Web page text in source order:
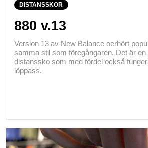
DISTANSSKOR
880 v.13
Version 13 av New Balance oerhört
samma stil som föregångaren. Det är en
distanssko som med fördel också
löppass.